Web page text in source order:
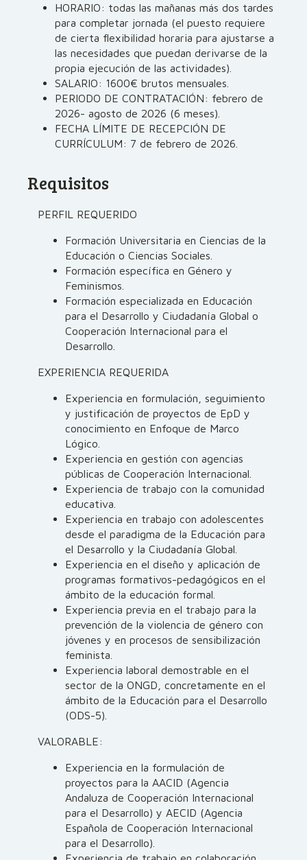
HORARIO: todas las mañanas más dos tardes
para completar jornada (el puesto requiere
de cierta flexibilidad horaria para ajustarse a
las necesidades que puedan derivarse de la
propia ejecución de las actividades).
SALARIO: 1600€ brutos mensuales.
PERIODO DE CONTRATACIÓN: febrero de
2026- agosto de 2026 (6 meses).
FECHA LÍMITE DE RECEPCIÓN DE
CURRÍCULUM: 7 de febrero de 2026.
Requisitos
PERFIL REQUERIDO
Formación Universitaria en Ciencias de la
Educación o Ciencias Sociales.
Formación específica en Género y
Feminismos.
Formación especializada en Educación
para el Desarrollo y Ciudadanía Global o
Cooperación Internacional para el
Desarrollo.
EXPERIENCIA REQUERIDA
Experiencia en formulación, seguimiento
y justificación de proyectos de EpD y
conocimiento en Enfoque de Marco
Lógico.
Experiencia en gestión con agencias
públicas de Cooperación Internacional.
Experiencia de trabajo con la comunidad
educativa.
Experiencia en trabajo con adolescentes
desde el paradigma de la Educación para
el Desarrollo y la Ciudadanía Global.
Experiencia en el diseño y aplicación de
programas formativos-pedagógicos en el
ámbito de la educación formal.
Experiencia previa en el trabajo para la
prevención de la violencia de género con
jóvenes y en procesos de sensibilización
feminista.
Experiencia laboral demostrable en el
sector de la ONGD, concretamente en el
ámbito de la Educación para el Desarrollo
(ODS-5).
VALORABLE:
Experiencia en la formulación de
proyectos para la AACID (Agencia
Andaluza de Cooperación Internacional
para el Desarrollo) y AECID (Agencia
Española de Cooperación Internacional
para el Desarrollo).